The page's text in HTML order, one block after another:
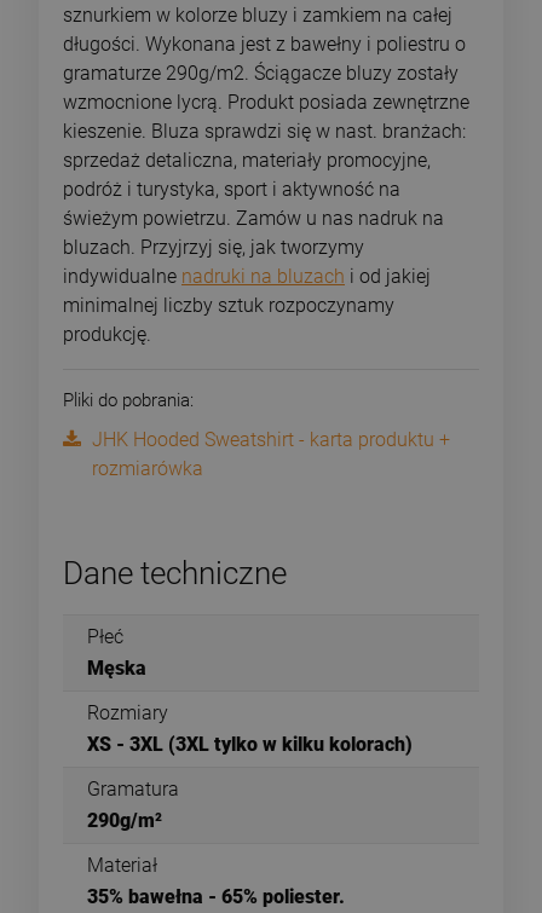
sznurkiem w kolorze bluzy i zamkiem na całej
długości. Wykonana jest z bawełny i poliestru o
gramaturze 290g/m2. Ściągacze bluzy zostały
wzmocnione lycrą. Produkt posiada zewnętrzne
kieszenie. Bluza sprawdzi się w nast. branżach:
sprzedaż detaliczna, materiały promocyjne,
podróż i turystyka, sport i aktywność na
świeżym powietrzu. Zamów u nas nadruk na
bluzach. Przyjrzyj się, jak tworzymy
indywidualne nadruki na bluzach i od jakiej
minimalnej liczby sztuk rozpoczynamy
produkcję.
Pliki do pobrania:
JHK Hooded Sweatshirt - karta produktu +
rozmiarówka
Dane techniczne
Płeć
Męska
Rozmiary
XS - 3XL (3XL tylko w kilku kolorach)
Gramatura
290g/m²
Materiał
35% bawełna - 65% poliester.